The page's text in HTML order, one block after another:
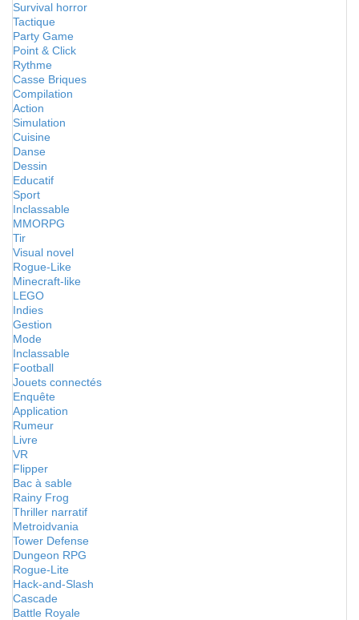
Survival horror
Tactique
Party Game
Point & Click
Rythme
Casse Briques
Compilation
Action
Simulation
Cuisine
Danse
Dessin
Educatif
Sport
Inclassable
MMORPG
Tir
Visual novel
Rogue-Like
Minecraft-like
LEGO
Indies
Gestion
Mode
Inclassable
Football
Jouets connectés
Enquête
Application
Rumeur
Livre
VR
Flipper
Bac à sable
Rainy Frog
Thriller narratif
Metroidvania
Tower Defense
Dungeon RPG
Rogue-Lite
Hack-and-Slash
Cascade
Battle Royale